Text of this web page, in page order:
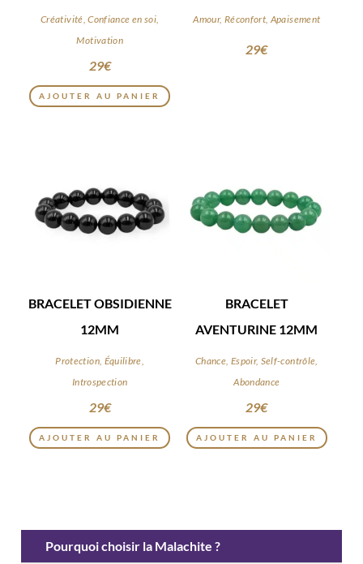
Créativité, Confiance en soi,
Motivation
29€
AJOUTER AU PANIER
Amour, Réconfort, Apaisement
29€
BRACELET OBSIDIENNE
12MM
Protection, Équilibre,
Introspection
29€
AJOUTER AU PANIER
BRACELET
AVENTURINE 12MM
Chance, Espoir, Self-contrôle,
Abondance
29€
AJOUTER AU PANIER
Pourquoi choisir la Malachite ?